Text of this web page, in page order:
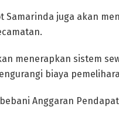
Samarinda juga akan
menerapkan sistem
biaya
Anggaran